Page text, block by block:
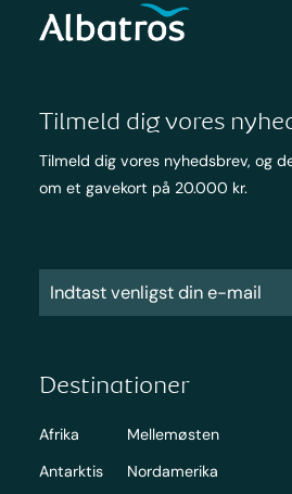
Tilmeld dig vores
Tilmeld dig vores nyhedsbrev, og
om et gavekort på 20.000 kr.
Destinationer
Afrika
Antarktis
Mellemøsten
Nordamerika